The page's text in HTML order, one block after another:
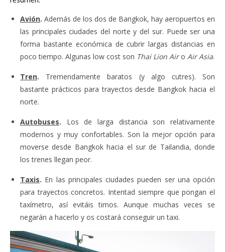
Avión. Además de los dos de Bangkok, hay aeropuertos en
las principales ciudades del norte y del sur. Puede ser una
forma bastante económica de cubrir largas distancias en
poco tiempo. Algunas low cost son Thai Lion Airo Air Asia.
Tren. Tremendamente baratos (y algo cutres). Son
bastante prácticos para trayectos desde Bangkok hacia el
norte.
Autobuses. Los de larga distancia son relativamente
modernos y muy confortables. Son la mejor opción para
moverse desde Bangkok hacia el sur de Tailandia, donde
los trenes llegan peor.
Taxis. En las principales ciudades pueden ser una opción
para trayectos concretos. Intentad siempre que pongan el
taxímetro, así evitáis timos. Aunque muchas veces se
negarán a hacerlo y os costará conseguir un taxi.